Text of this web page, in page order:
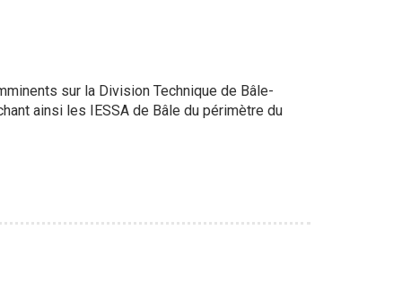
sur la Division Technique de Bâle-
ainsi les IESSA de Bâle du périmètre du